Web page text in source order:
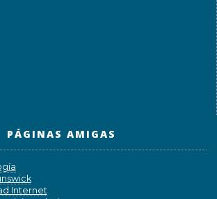
PÁGINAS AMIGAS
Internet